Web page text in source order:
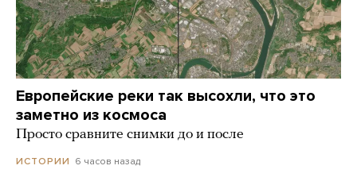
Европейские реки так высохли, что это
заметно из космоса
Просто сравните снимки до и после
ИСТОРИИ 6 часов назад